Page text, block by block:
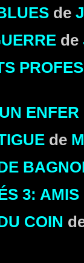
de
de
ENFER
de
3:
COIN